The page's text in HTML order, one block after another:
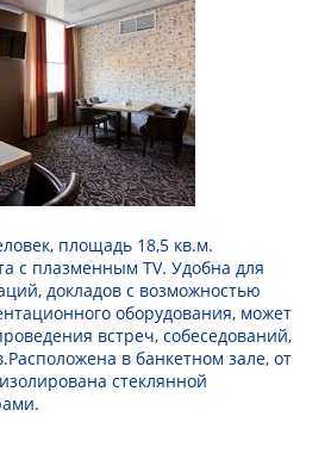
площадь 18,5 кв.м.
с плазменным TV. Удобна для
докладов с возможностью
оборудования, может
встреч, собеседований,
в банкетном зале, от
стеклянной